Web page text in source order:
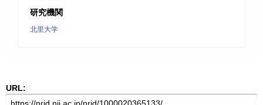
研究機関
北里大学
URL: